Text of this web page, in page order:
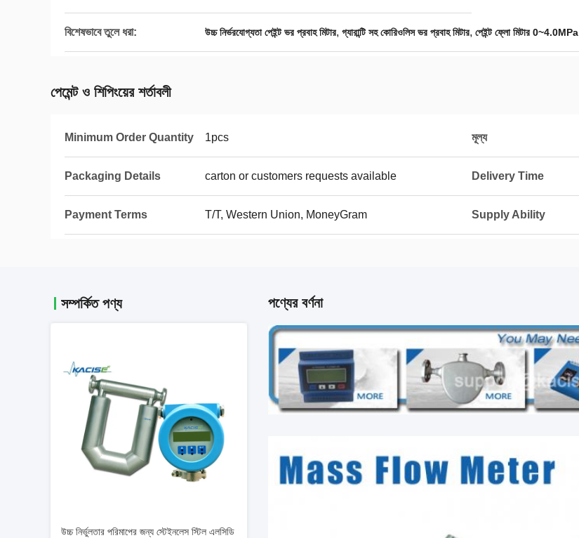
বিশেষভাবে তুলে ধরা: উচ্চ নির্ভরযোগ্যতা পেইন্ট ভর প্রবাহ মিটার, গ্যারান্টি সহ কোরিওলিস ভর প্রবাহ মিটার, পেইন্ট ফ্লো মিটার 0~4.0MPa
পেমেন্ট ও শিপিংয়ের শর্তাবলী
Minimum Order Quantity 1pcs মূল্য
Packaging Details carton or customers requests available Delivery Time
Payment Terms T/T, Western Union, MoneyGram Supply Ability
সম্পর্কিত পণ্য
উচ্চ নির্ভুলতার পরিমাপের জন্য স্টেইনলেস স্টিল এলসিডি
পণ্যের বর্ণনা